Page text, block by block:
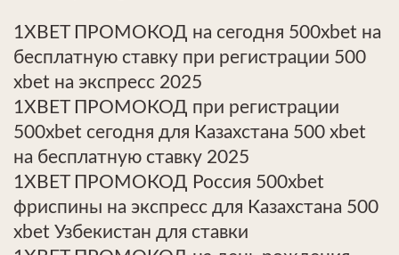
1XBET ПРОМОКОД на сегодня 500xbet на
бесплатную ставку при регистрации 500
xbet на экспресс 2025
1XBET ПРОМОКОД при регистрации
500xbet сегодня для Казахстана 500 xbet
на бесплатную ставку 2025
1XBET ПРОМОКОД Россия 500xbet
фриспины на экспресс для Казахстана 500
xbet Узбекистан для ставки